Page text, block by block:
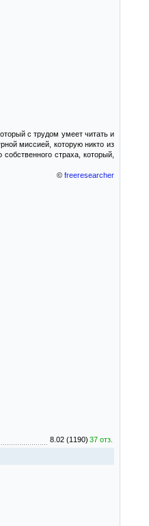
с трудом умеет читать и
миссией, которую никто из
страха, который,
© freeresearcher
8.02 (1190) 37 отз.